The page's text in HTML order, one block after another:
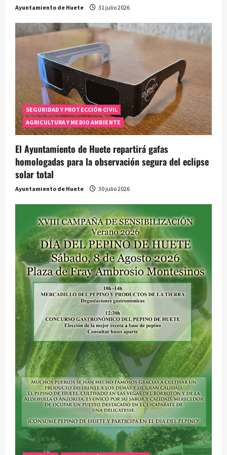
Ayuntamiento de Huete 31 julio 2026
SEGURIDAD Y PROTECCIÓN CIVIL
AGRICULTURA Y MEDIO AMBIENTE
El Ayuntamiento de Huete repartirá gafas
homologadas para la observación segura del eclipse
solar total
Ayuntamiento de Huete 30 julio 2026